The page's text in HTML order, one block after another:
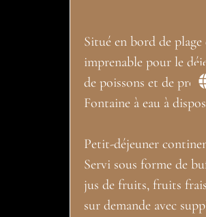
Situé en bord de
imprenable pour le
de poissons et de
Fontaine à eau à
Petit-déjeuner
Servi sous forme de
jus de fruits, fruits
sur demande avec